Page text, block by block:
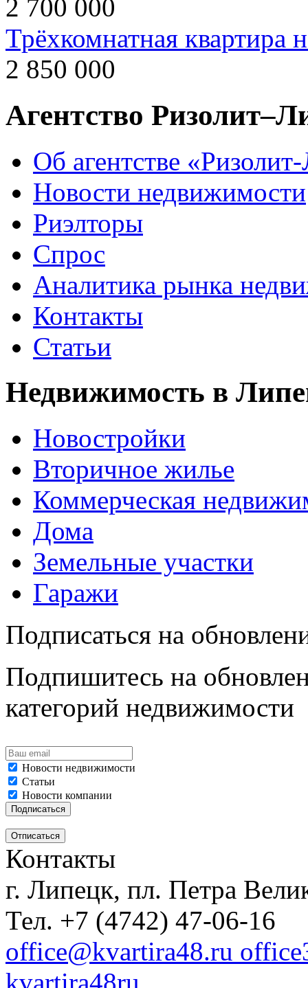
2 700 000
Трёхкомнатная квартира
2 850 000
Агентство
Об агентстве
Новости недвижимости
Риэлторы
Спрос
Аналитика рынка
Контакты
Статьи
Недвижимость в
Новостройки
Вторичное жилье
Коммерческая
Дома
Земельные участки
Гаражи
Подписаться на
Подпишитесь на
категорий недвижимости
Новости недвижимости
Статьи
Новости компании
Контакты
г. Липецк, пл. Петра
Тел. +7 (4742) 47-06-16
office@kvartira48.ru